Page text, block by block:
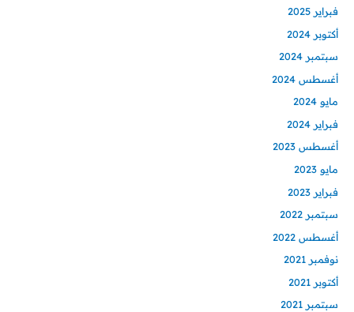
فبراير 2025
أكتوبر 2024
سبتمبر 2024
أغسطس 2024
مايو 2024
فبراير 2024
أغسطس 2023
مايو 2023
فبراير 2023
سبتمبر 2022
أغسطس 2022
نوفمبر 2021
أكتوبر 2021
سبتمبر 2021